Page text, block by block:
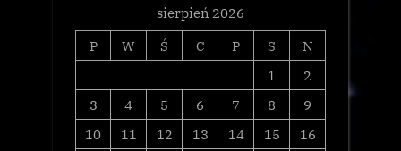
sierpień 2026
P
W Ś C P S
N
1
2
3
4 5 6 7 8
9
10
11 12 13 14 15 16